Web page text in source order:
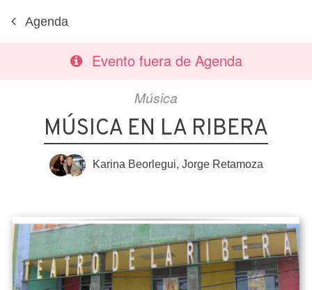
Agenda
Evento fuera de Agenda
Música
MÚSICA EN LA RIBERA
Karina Beorlegui, Jorge Retamoza